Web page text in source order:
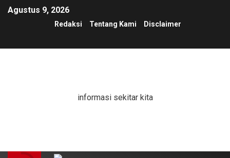
Agustus 9, 2026
Redaksi Tentang Kami Disclaimer
informasi sekitar kita